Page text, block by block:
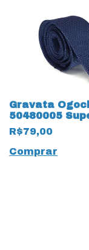
Gravata
50480005
Fio Tinto 19672
Marinho
R$79,00
Comprar